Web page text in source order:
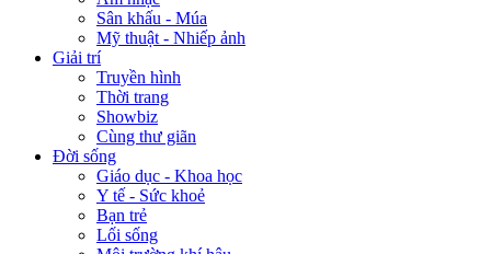
Sân khấu - Múa
Mỹ thuật - Nhiếp ảnh
Giải trí
Truyền hình
Thời trang
Showbiz
Cùng thư giãn
Đời sống
Giáo dục - Khoa học
Y tế - Sức khoẻ
Bạn trẻ
Lối sống